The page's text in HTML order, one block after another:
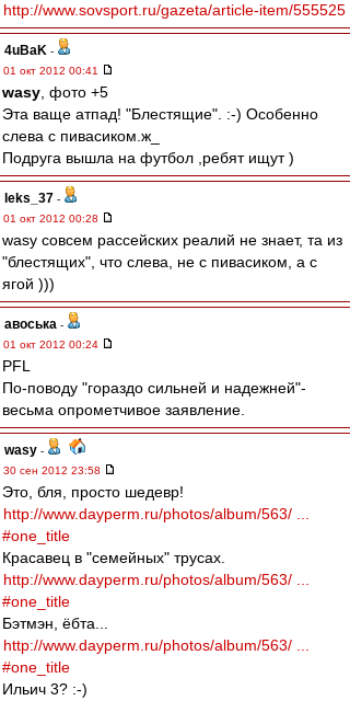
http://www.sovsport.ru/gazeta/article-item/555525
4uBaK -
01 окт 2012 00:41
wasy , фото +5
Эта ваще атпад! "Блестящие". :-) Особенно
слева с пивасиком.ж_
Подруга вышла на футбол ,ребят ищут )
leks_37 -
01 окт 2012 00:28
wasy совсем рассейских реалий не знает, та из
"блестящих", что слева, не с пивасиком, а с
ягой )))
авоська -
01 окт 2012 00:24
PFL
По-поводу "гораздо сильней и надежней"-
весьма опрометчивое заявление.
wasy -
30 сен 2012 23:58
Это, бля, просто шедевр!
http://www.dayperm.ru/photos/album/563/ ...
#one_title
Красавец в "семейных" трусах.
http://www.dayperm.ru/photos/album/563/ ...
#one_title
Бэтмэн, ёбта...
http://www.dayperm.ru/photos/album/563/ ...
#one_title
Ильич 3? :-)